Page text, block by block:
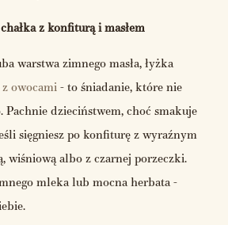
z konfiturą i masłem
warstwa zimnego masła, łyżka
owocami - to śniadanie, które nie
Pachnie dzieciństwem, choć smakuje
sięgniesz po konfiturę z wyraźnym
wiśniową albo z czarnej porzeczki.
mleka lub mocna herbata -